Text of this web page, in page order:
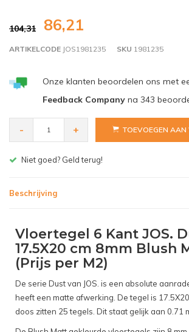
104,31 86,21
ARTIKELCODE JOS1981235 SKU 1981235
Onze klanten beoordelen ons met
Feedback Companyna 343
- + TOEVOEGEN AAN
Gratis bezorgen v.a. € 150,- (NL)
Beschrijving
Vloertegel 6 Kant JOS.
17.5X20 cm 8mm Blush
(Prijs per M2)
De serie Dust van JOS. is een absolute
heeft een matte afwerking. De tegel is
doos zitten 25 tegels. Dit staat gelijk aan 0.71